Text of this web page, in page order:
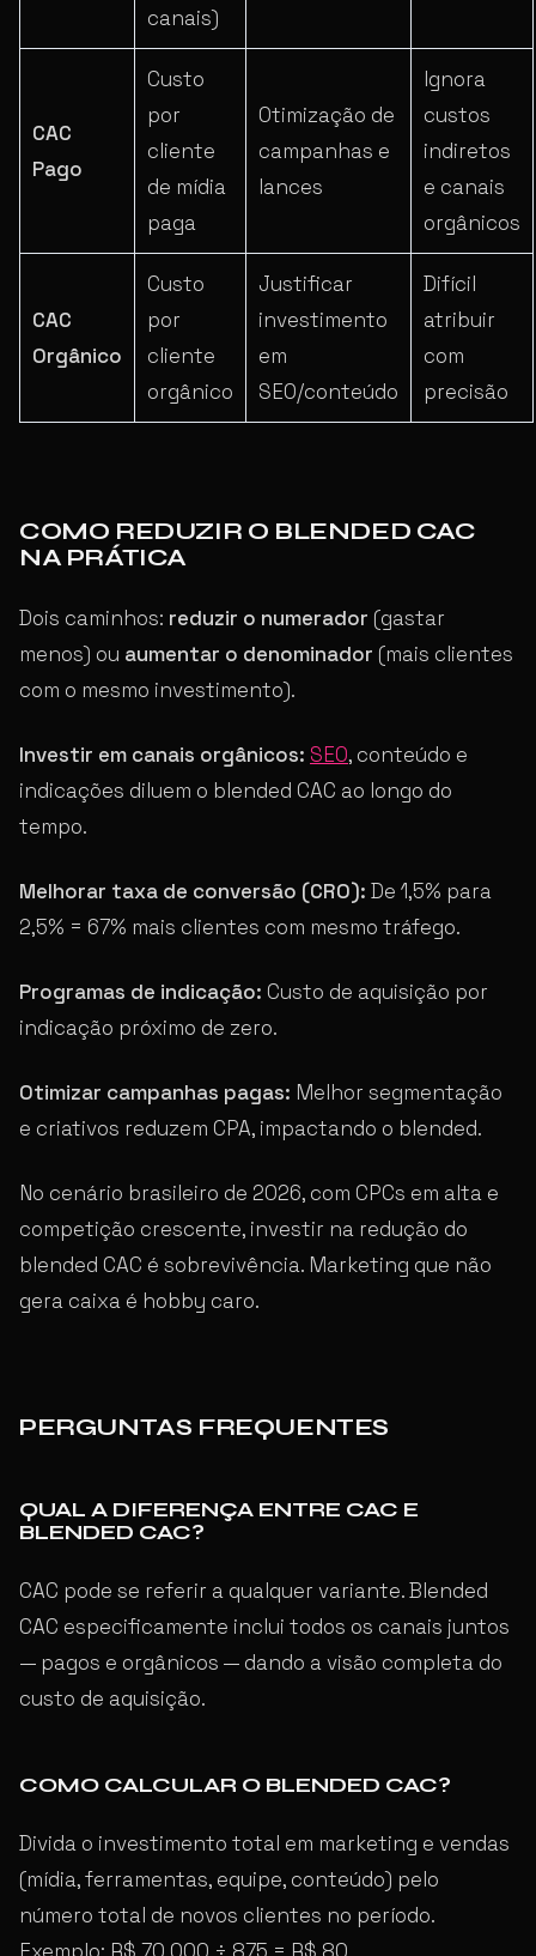
canais)
CAC
Pago
Custo
por
cliente
de mídia
paga
Otimização de
campanhas e
lances
Ignora
custos
indiretos
e canais
orgânicos
CAC
Orgânico
Custo
por
cliente
orgânico
Justificar
investimento
em
SEO/conteúdo
Difícil
atribuir
com
precisão
COMO REDUZIR O BLENDED CAC
NA PRÁTICA
Dois caminhos: reduzir o numerador (gastar
menos) ou aumentar o denominador (mais clientes
com o mesmo investimento).
Investir em canais orgânicos: SEO, conteúdo e
indicações diluem o blended CAC ao longo do
tempo.
Melhorar taxa de conversão (CRO): De 1,5% para
2,5% = 67% mais clientes com mesmo tráfego.
Programas de indicação: Custo de aquisição por
indicação próximo de zero.
Otimizar campanhas pagas: Melhor segmentação
e criativos reduzem CPA, impactando o blended.
No cenário brasileiro de 2026, com CPCs em alta e
competição crescente, investir na redução do
blended CAC é sobrevivência. Marketing que não
gera caixa é hobby caro.
PERGUNTAS FREQUENTES
QUAL A DIFERENÇA ENTRE CAC E
BLENDED CAC?
CAC pode se referir a qualquer variante. Blended
CAC especificamente inclui todos os canais juntos
— pagos e orgânicos — dando a visão completa do
custo de aquisição.
COMO CALCULAR O BLENDED CAC?
Divida o investimento total em marketing e vendas
(mídia, ferramentas, equipe, conteúdo) pelo
número total de novos clientes no período.